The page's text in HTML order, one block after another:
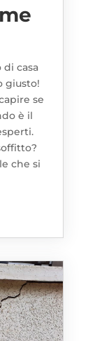
casa
giusto!
se
è il
che si